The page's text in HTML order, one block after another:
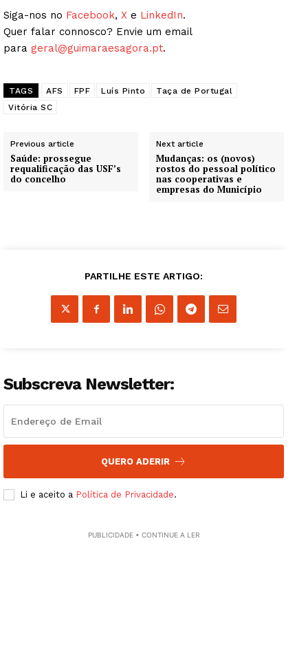
Siga-nos no Facebook, X e LinkedIn.
Quer falar connosco? Envie um email
para geral@guimaraesagora.pt.
TAGS AFS FPF Luís Pinto
Taça de Portugal
Vitória SC
Previous article
Saúde: prossegue
requalificação das USF’s
do concelho
Next article
Mudanças: os (novos)
rostos do pessoal político
nas cooperativas e
empresas do Município
PARTILHE ESTE ARTIGO:
Subscreva Newsletter:
QUERO ADERIR
Li e aceito a Política de Privacidade.
PUBLICIDADE • CONTINUE A LER